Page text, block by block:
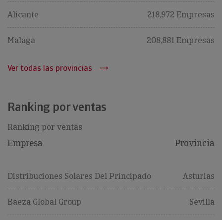
Alicante 218,972 Empresas
Malaga 208,881 Empresas
Ver todas las provincias
Ranking por ventas
Ranking por ventas
Empresa Provincia
Distribuciones Solares Del Principado Asturias
Baeza Global Group Sevilla